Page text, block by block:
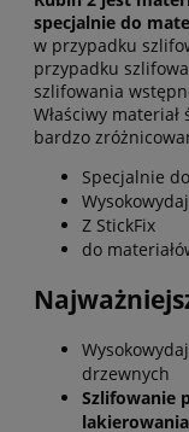
specjalnie do
w przypadku
przypadku
szlifowania
Właściwy
bardzo
Specjalnie
Z StickFix
do
drzewnych
Szlifowanie